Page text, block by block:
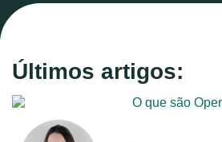
Últimos artigos: